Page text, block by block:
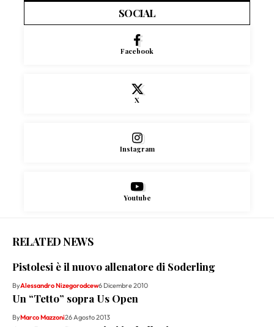
SOCIAL
Facebook
X
Instagram
Youtube
RELATED NEWS
Pistolesi è il nuovo allenatore di Soderling
ByAlessandro Nizegorodcew6 Dicembre 2010
Un “Tetto” sopra Us Open
ByMarco Mazzoni26 Agosto 2013